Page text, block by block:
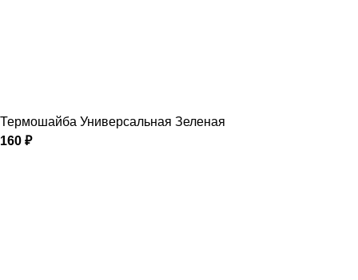
Термошайба Универсальная Зеленая
160 ₽